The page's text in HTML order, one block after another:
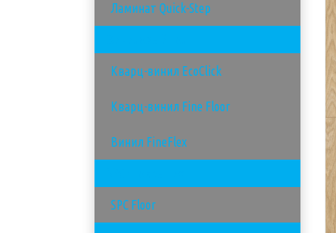
Ламинат Quick-Step
Кварц-винил EcoClick
Кварц-винил Fine Floor
Винил FineFlex
SPC Floor